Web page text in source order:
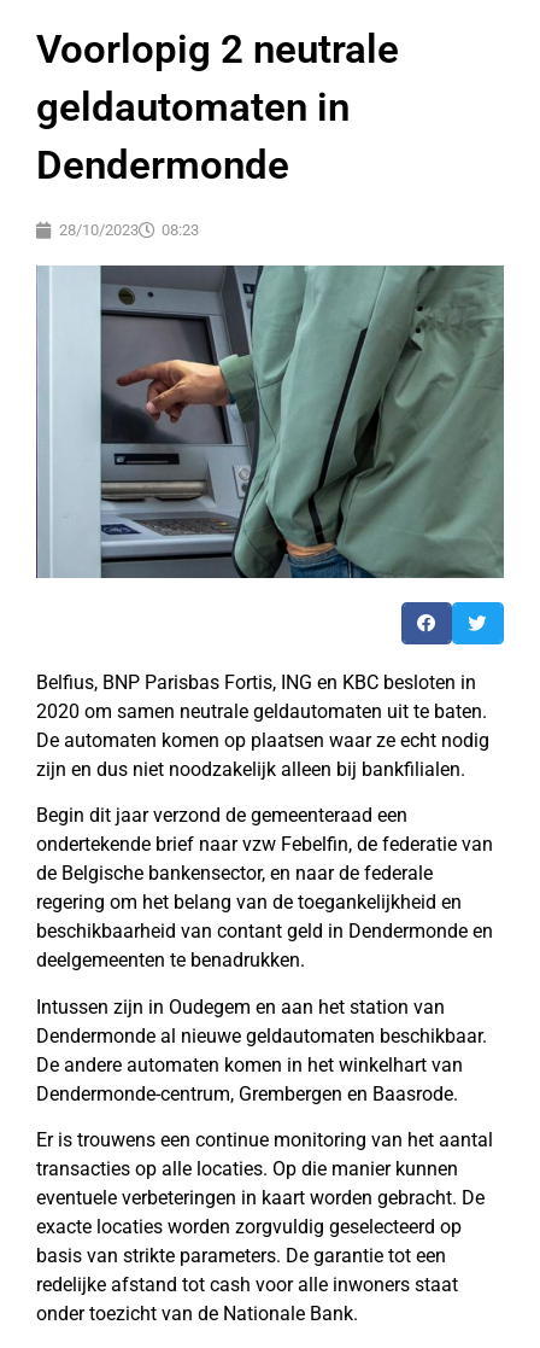
Voorlopig 2 neutrale
geldautomaten in
Dendermonde
28/10/2023 08:23
Belfius, BNP Parisbas Fortis, ING en KBC besloten in
2020 om samen neutrale geldautomaten uit te baten.
De automaten komen op plaatsen waar ze echt nodig
zijn en dus niet noodzakelijk alleen bij bankfilialen.
Begin dit jaar verzond de gemeenteraad een
ondertekende brief naar vzw Febelfin, de federatie van
de Belgische bankensector, en naar de federale
regering om het belang van de toegankelijkheid en
beschikbaarheid van contant geld in Dendermonde en
deelgemeenten te benadrukken.
Intussen zijn in Oudegem en aan het station van
Dendermonde al nieuwe geldautomaten beschikbaar.
De andere automaten komen in het winkelhart van
Dendermonde-centrum, Grembergen en Baasrode.
Er is trouwens een continue monitoring van het aantal
transacties op alle locaties. Op die manier kunnen
eventuele verbeteringen in kaart worden gebracht. De
exacte locaties worden zorgvuldig geselecteerd op
basis van strikte parameters. De garantie tot een
redelijke afstand tot cash voor alle inwoners staat
onder toezicht van de Nationale Bank.